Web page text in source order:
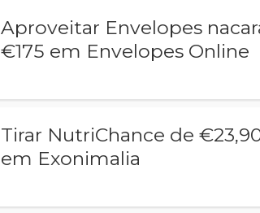
Aproveitar Envelopes
€175 em Envelopes Online
Tirar NutriChance de
em Exonimalia